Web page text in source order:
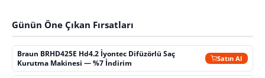
Günün Öne Çıkan Fırsatları
Braun BRHD425E Hd4.2 İyontec Difüzörlü Saç
Kurutma Makinesi — %7 İndirim
Satın Al